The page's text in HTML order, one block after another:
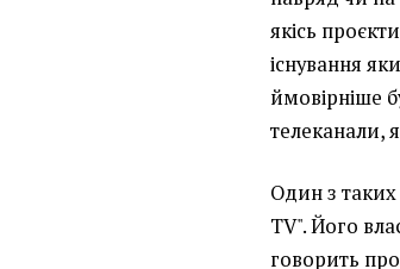
якісь
існування
ймовірніше
телеканали,
Один з таких
TV". Його
говорить